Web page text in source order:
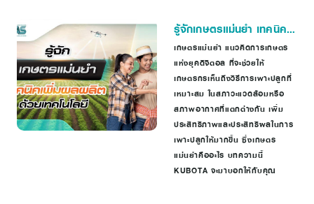
รู้จักเกษตรแม่นยำ เทคนิค
เพิ่มผลผลิตด้วยเทคโนโลยี
เกษตรแม่นยำ แนวคิดการเกษตร
แห่งยุคดิจิตอล ที่จะช่วยให้
เกษตรกรเห็นถึงวิธีการเพาะปลูกที่
เหมาะสม ในสภาวะแวดล้อมหรือ
สภาพอากาศที่แตกต่างกัน เพิ่ม
ประสิทธิภาพและประสิทธิผลในการ
เพาะปลูกให้มากขึ้น ซึ่งเกษตร
แม่นยำคืออะไร บทความนี้
KUBOTA จะมาบอกให้กับคุณ